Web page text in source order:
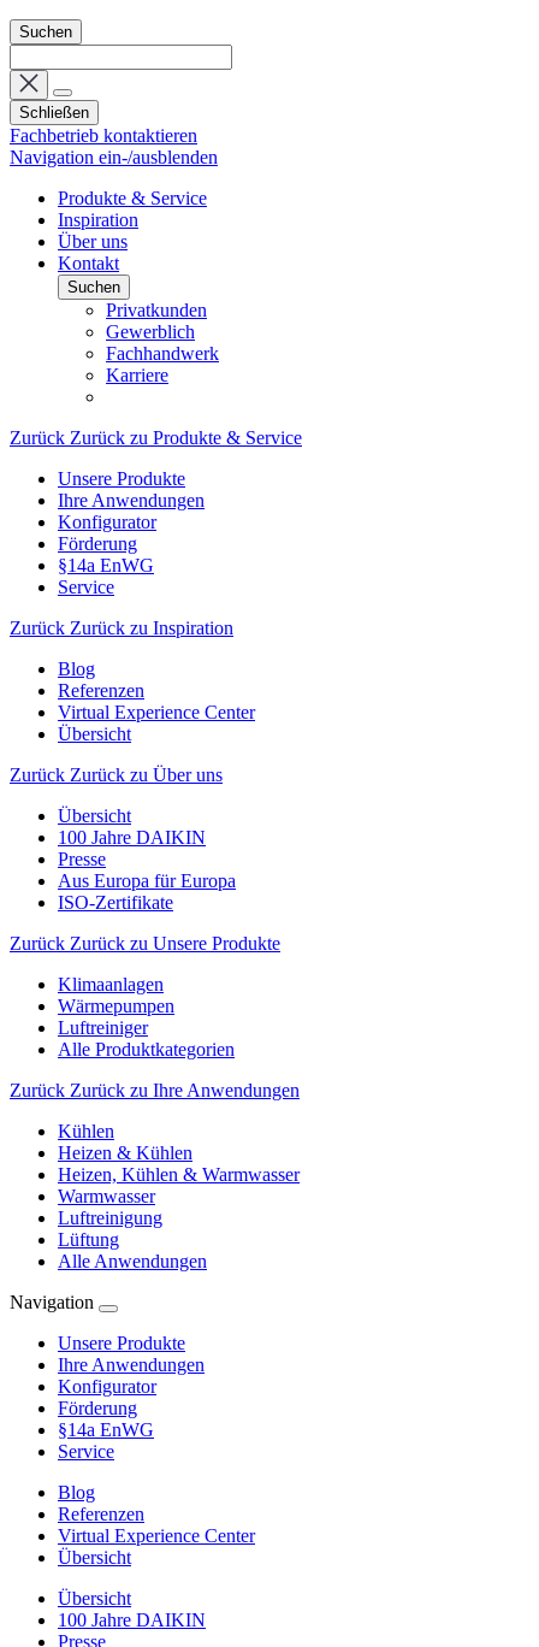
Suchen
Schließen
Fachbetrieb kontaktieren
Navigation ein-/ausblenden
Produkte & Service
Inspiration
Über uns
Kontakt
Suchen
Privatkunden
Gewerblich
Fachhandwerk
Karriere
Zurück Zurück zu Produkte & Service
Unsere Produkte
Ihre Anwendungen
Konfigurator
Förderung
§14a EnWG
Service
Zurück Zurück zu Inspiration
Blog
Referenzen
Virtual Experience Center
Übersicht
Zurück Zurück zu Über uns
Übersicht
100 Jahre DAIKIN
Presse
Aus Europa für Europa
ISO-Zertifikate
Zurück Zurück zu Unsere Produkte
Klimaanlagen
Wärmepumpen
Luftreiniger
Alle Produktkategorien
Zurück Zurück zu Ihre Anwendungen
Kühlen
Heizen & Kühlen
Heizen, Kühlen & Warmwasser
Warmwasser
Luftreinigung
Lüftung
Alle Anwendungen
Navigation
Unsere Produkte
Ihre Anwendungen
Konfigurator
Förderung
§14a EnWG
Service
Blog
Referenzen
Virtual Experience Center
Übersicht
Übersicht
100 Jahre DAIKIN
Presse